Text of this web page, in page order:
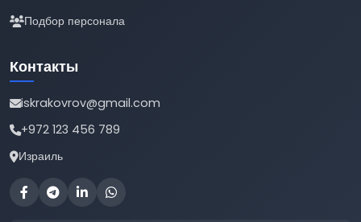
Подбор персонала
Контакты
iskrakovrov@gmail.com
+972 123 456 789
Израиль